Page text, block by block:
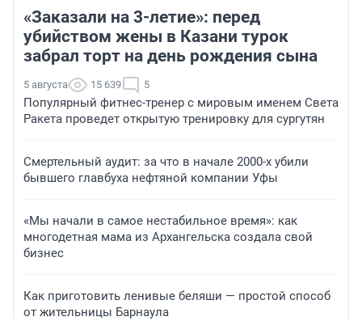
«Заказали на 3-летие»: перед
убийством жены в Казани турок
забрал торт на день рождения сына
5 августа 15 639 5
Популярный фитнес-тренер с мировым именем Света
Ракета проведет открытую тренировку для сургутян
Смертельный аудит: за что в начале 2000-х убили
бывшего главбуха нефтяной компании Уфы
«Мы начали в самое нестабильное время»: как
многодетная мама из Архангельска создала свой
бизнес
Как приготовить ленивые беляши — простой способ
от жительницы Барнаула